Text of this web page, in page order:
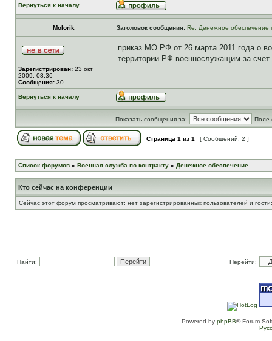
Вернуться к началу
Molorik Заголовок сообщения: Re: Денежное обеспечение
Зарегистрирован: 23 окт
2009, 08:36
Сообщения: 30
приказ МО РФ от 26 марта 2011 года о
территории РФ военнослужащим за
Вернуться к началу
Показать сообщения за: Поле
Страница 1 из 1 [ Сообщений: 2 ]
Список форумов » Военная служба по контракту » Денежное обеспечение
Кто сейчас на конференции
Сейчас этот форум просматривают: нет зарегистрированных пользователей и
Найти: Перейти:
Powered by phpBB® Forum